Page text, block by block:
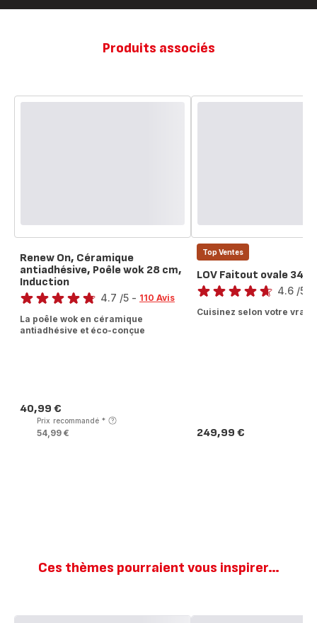
Produits associés
Renew On, Céramique
antiadhésive, Poêle wok 28 cm,
Induction
Note
4.7 /5 - 110 Avis
La poêle wok en céramique
antiadhésive et éco-conçue
Prix
40,99 €
Prix recommandé *
54,99 €
Top Ventes
LOV Faitout ovale 34
Note
4.6 /5
Cuisinez selon votre vraie
Prix
249,99 €
Ces thèmes pourraient vous inspirer…